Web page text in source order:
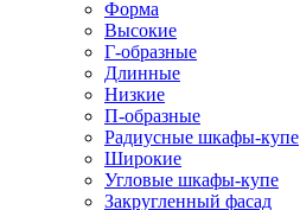
Форма
Высокие
Г-образные
Длинные
Низкие
П-образные
Радиусные шкафы-купе
Широкие
Угловые шкафы-купе
Закругленный фасад